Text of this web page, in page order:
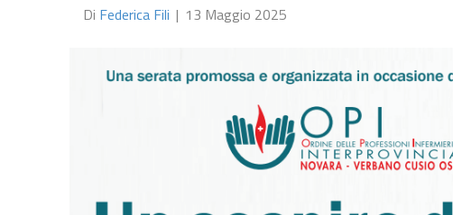
Di Federica Fili | 13 Maggio 2025